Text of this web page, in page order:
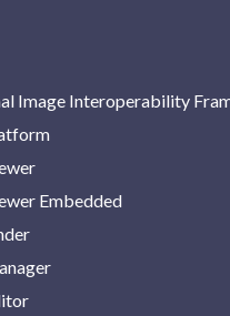
Image Interoperability
Embedded